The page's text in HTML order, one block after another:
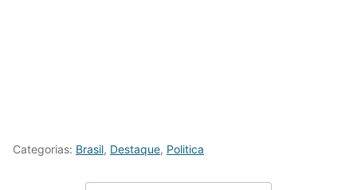
Categorias: Brasil, Destaque, Politica